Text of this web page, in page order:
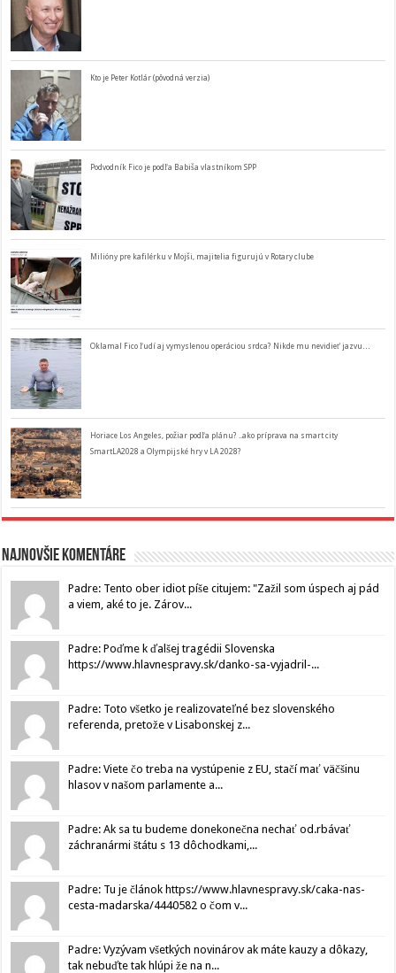
Kto je Peter Kotlár (pôvodná verzia)
Podvodník Fico je podľa Babiša vlastníkom SPP
Milióny pre kafilérku v Mojši, majitelia figurujú v Rotary clube
Oklamal Fico ľudí aj vymyslenou operáciou srdca? Nikde mu nevidieť jazvu…
Horiace Los Angeles, požiar podľa plánu? ..ako príprava na smart city
SmartLA2028 a Olympijské hry v LA 2028?
Najnovšie komentáre
Padre: Tento ober idiot píše citujem: "Zažil som úspech aj pád
a viem, aké to je. Zárov...
Padre: Poďme k ďalšej tragédii Slovenska
https://www.hlavnespravy.sk/danko-sa-vyjadril-...
Padre: Toto všetko je realizovateľné bez slovenského
referenda, pretože v Lisabonskej z...
Padre: Viete čo treba na vystúpenie z EU, stačí mať väčšinu
hlasov v našom parlamente a...
Padre: Ak sa tu budeme donekonečna nechať od.rbávať
záchranármi štátu s 13 dôchodkami,...
Padre: Tu je článok https://www.hlavnespravy.sk/caka-nas-
cesta-madarska/4440582 o čom v...
Padre: Vyzývam všetkých novinárov ak máte kauzy a dôkazy,
tak nebuďte tak hlúpi že na n...